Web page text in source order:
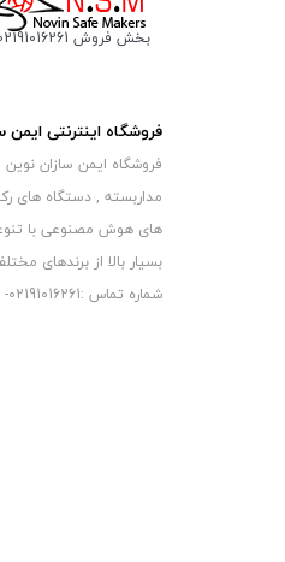
بخش فروش 02191016261 | ۷ روز هفته، ۲۴ ساعته پاسخگوی شما هستیم
فروشگاه اینترنتی ایمن
فروشگاه ایمن سازان
مداربسته , دستگاه های
های هوش مصنوعی با تنوعی
بسیار بالا از برندهای
شماره تماس :02191016261- 09044654433